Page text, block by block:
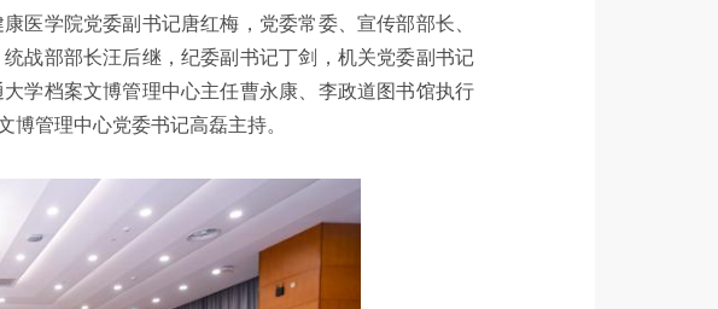
医学院党委副书记唐红梅，党委常委、宣传部部长、
战部部长汪后继，纪委副书记丁剑，机关党委副书记
学档案文博管理中心主任曹永康、李政道图书馆执行
管理中心党委书记高磊主持。